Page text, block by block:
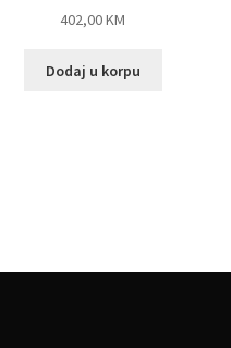
402,00KM
Dodaj u korpu